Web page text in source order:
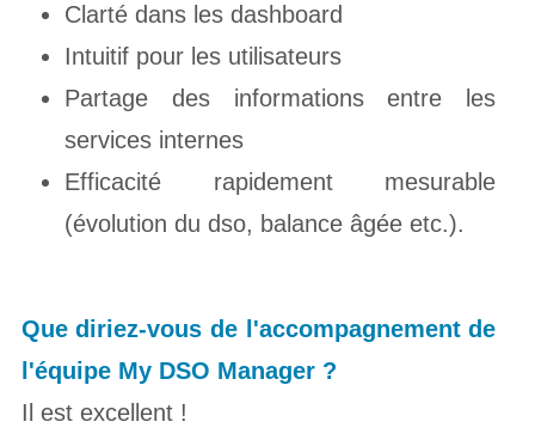
Clarté dans les dashboard
Intuitif pour les utilisateurs
Partage des informations entre les
services internes
Efficacité rapidement mesurable
(évolution du dso, balance âgée etc.).
Que diriez-vous de l'accompagnement de
l'équipe My DSO Manager ?
Il est excellent !